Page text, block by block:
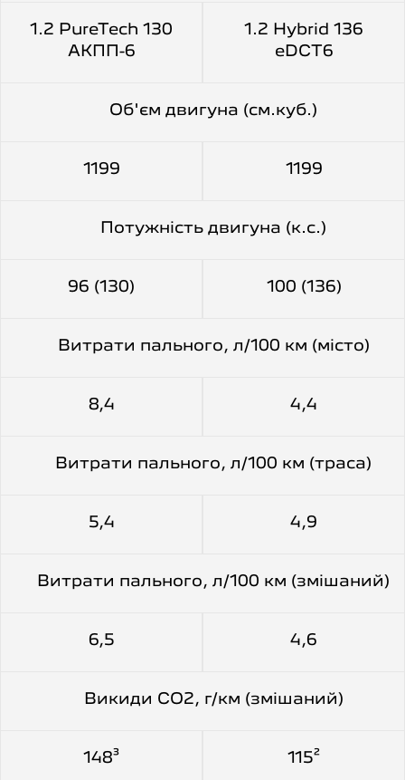
1.2 PureTech 130
АКПП-6
1.2 Hybrid 136
eDCT6
Об'єм двигуна (см.куб.)
1199 1199
Потужність двигуна (к.с.)
96 (130) 100 (136)
Витрати пального, л/100 км (місто)
8,4 4,4
Витрати пального, л/100 км (траса)
5,4 4,9
Витрати пального, л/100 км (змішаний)
6,5 4,6
Викиди CO2, г/км (змішаний)
148³ 115²